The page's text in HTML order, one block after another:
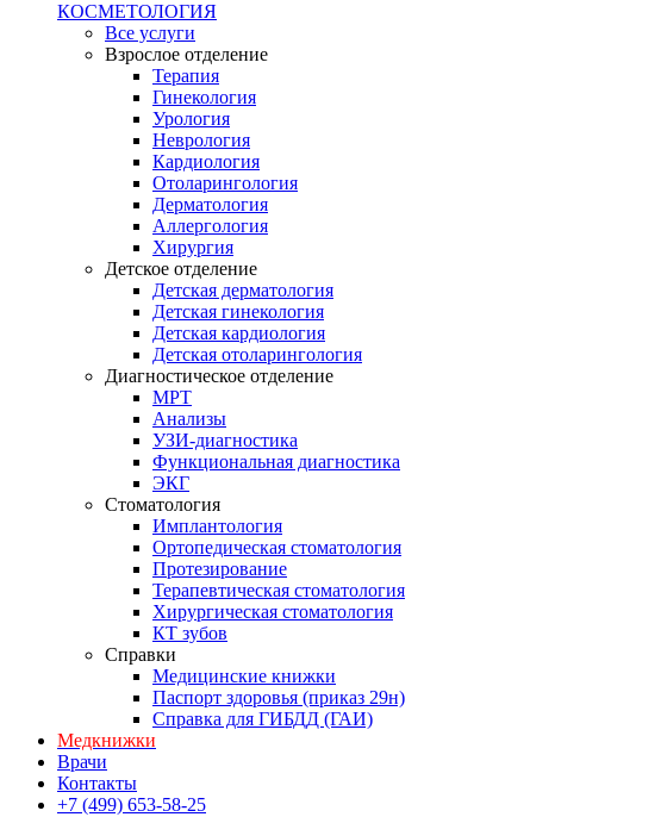
КОСМЕТОЛОГИЯ
Все услуги
Взрослое отделение
Терапия
Гинекология
Урология
Неврология
Кардиология
Отоларингология
Дерматология
Аллергология
Хирургия
Детское отделение
Детская дерматология
Детская гинекология
Детская кардиология
Детская отоларингология
Диагностическое отделение
МРТ
Анализы
УЗИ-диагностика
Функциональная диагностика
ЭКГ
Стоматология
Имплантология
Ортопедическая стоматология
Протезирование
Терапевтическая стоматология
Хирургическая стоматология
КТ зубов
Справки
Медицинские книжки
Паспорт здоровья (приказ 29н)
Справка для ГИБДД (ГАИ)
Медкнижки
Врачи
Контакты
+7 (499) 653-58-25